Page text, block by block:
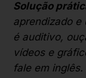
Solução
aprendizado e
é auditivo,
vídeos e
fale em